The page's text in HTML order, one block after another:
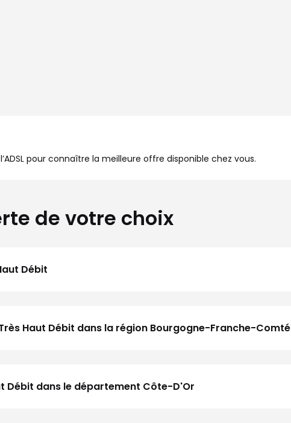
pour connaître la meilleure offre disponible chez vous.
de votre choix
Débit
Haut Débit dans la région Bourgogne-Franche-Comté
Débit dans le département Côte-D'Or